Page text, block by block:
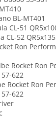
BL-MT401
CL-51
CL-52
Ron
Rocket Ron
622
Rocket Ron
622